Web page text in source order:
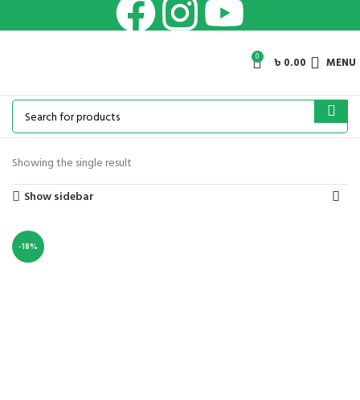
0 ৳ 0.00 MENU
Showing the single result
Show sidebar
-18%